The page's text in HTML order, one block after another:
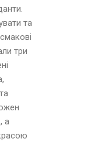
та
три
а